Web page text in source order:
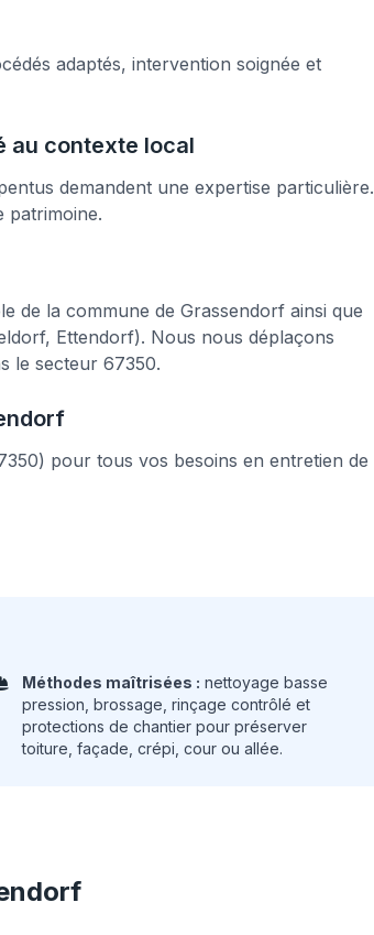
adaptés, intervention soignée et
au contexte local
demandent une expertise particulière.
patrimoine.
de la commune de Grassendorf ainsi que
Ettendorf). Nous nous déplaçons
le secteur 67350.
pour tous vos besoins en entretien de
Méthodes maîtrisées : nettoyage basse
pression, brossage, rinçage contrôlé et
protections de chantier pour préserver
toiture, façade, crépi, cour ou allée.